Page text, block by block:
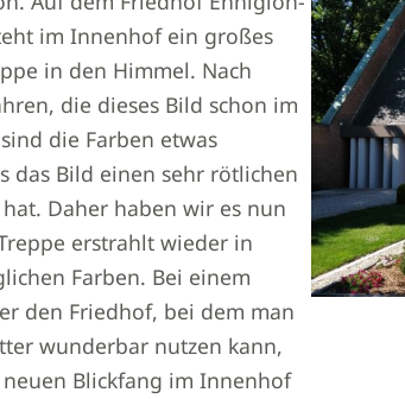
im Innenhof ein großes
in den Himmel. Nach
die dieses Bild schon im
die Farben etwas
das Bild einen sehr rötlichen
Daher haben wir es nun
erstrahlt wieder in
Farben. Bei einem
den Friedhof, bei dem man
wunderbar nutzen kann,
Blickfang im Innenhof